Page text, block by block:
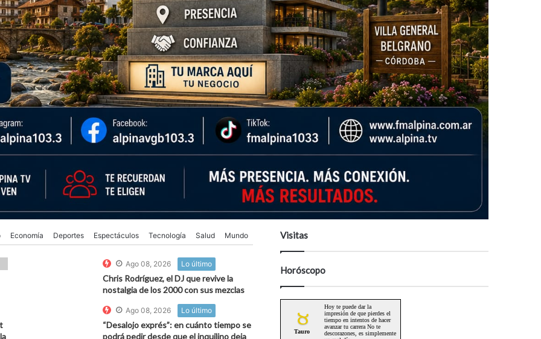
Economía Deportes Espectáculos Tecnología Salud Mundo
Ago 08, 2026
Lo último
Chris Rodríguez, el DJ que revive la
nostalgia de los 2000 con sus mezclas
Ago 08, 2026 Lo último
“Desalojo exprés”: en cuánto tiempo se
podrá pedir desde que el inquilino deja
Visitas
Horóscopo